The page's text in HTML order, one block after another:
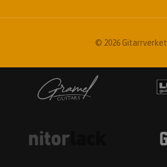
© 2026 Gitarrverket